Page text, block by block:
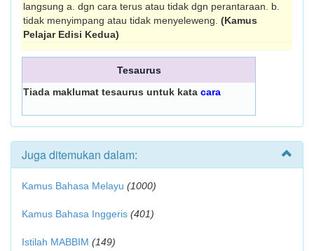
langsung a. dgn cara terus atau tidak dgn perantara­an. b.
tidak menyimpang atau tidak menyeleweng. (Kamus
Pelajar Edisi Kedua)
Tesaurus
Tiada maklumat tesaurus untuk kata cara
Juga ditemukan dalam:
Kamus Bahasa Melayu (1000)
Kamus Bahasa Inggeris (401)
Istilah MABBIM (149)